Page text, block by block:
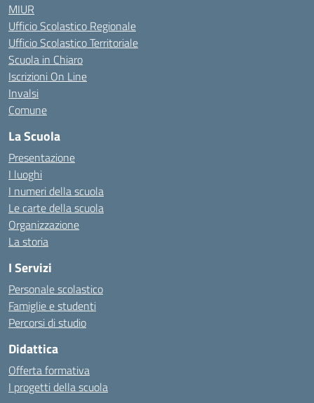
MIUR
Ufficio Scolastico Regionale
Ufficio Scolastico Territoriale
Scuola in Chiaro
Iscrizioni On Line
Invalsi
Comune
La Scuola
Presentazione
I luoghi
I numeri della scuola
Le carte della scuola
Organizzazione
La storia
I Servizi
Personale scolastico
Famiglie e studenti
Percorsi di studio
Didattica
Offerta formativa
I progetti della scuola